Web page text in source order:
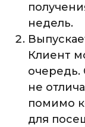
недель.
Клиент
не
помимо
для